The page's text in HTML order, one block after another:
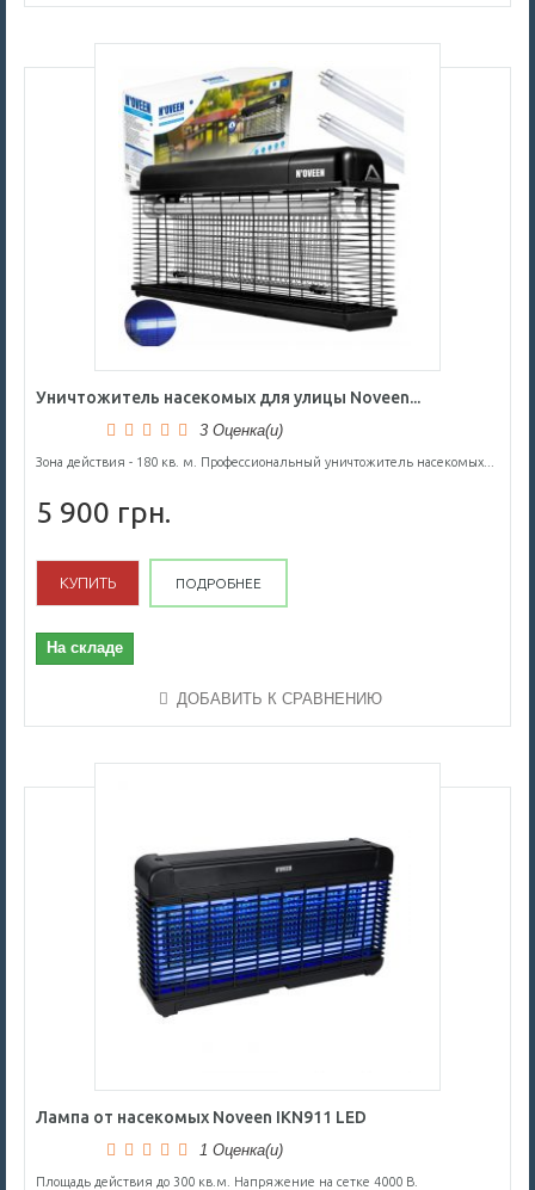
Уничтожитель насекомых для улицы Noveen...
3 Оценка(и)
Зона действия - 180 кв. м. Профессиональный уничтожитель насекомых...
5 900 грн.
КУПИТЬ ПОДРОБНЕЕ
На складе
ДОБАВИТЬ К СРАВНЕНИЮ
Лампа от насекомых Noveen IKN911 LED
1 Оценка(и)
Площадь действия до 300 кв.м. Напряжение на сетке 4000 В.